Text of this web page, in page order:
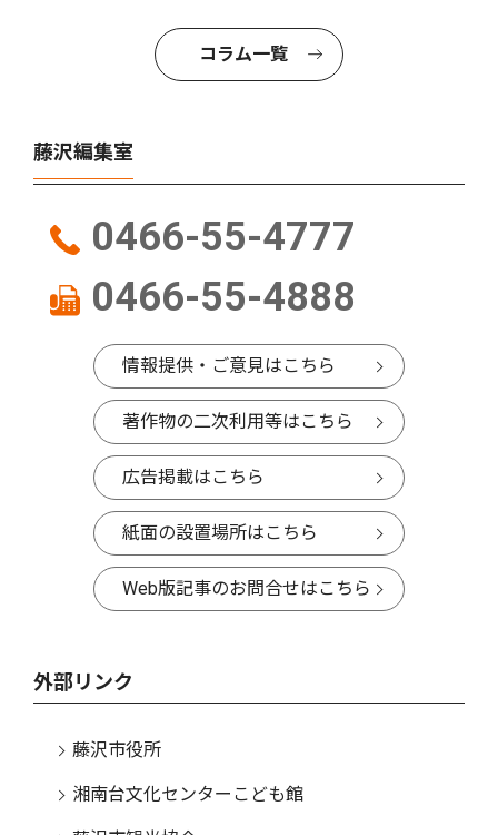
コラム一覧
藤沢編集室
0466-55-4777
0466-55-4888
情報提供・ご意見はこちら
著作物の二次利用等はこちら
広告掲載はこちら
紙面の設置場所はこちら
Web版記事のお問合せはこちら
外部リンク
藤沢市役所
湘南台文化センターこども館